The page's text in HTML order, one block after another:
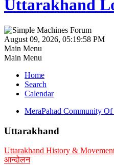
Uttarakhand
August 09, 2026, 05:19:58 PM
Main Menu
Main Menu
Home
Search
Calendar
MeraPahad Community
Uttarakhand
Uttarakhand History &
आन्दोलन